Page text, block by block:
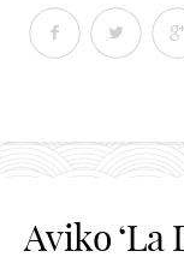
Aviko ‘La